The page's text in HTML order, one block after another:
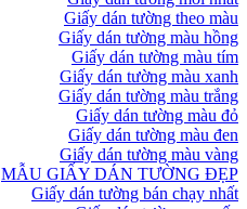
Giấy dán tường theo màu
Giấy dán tường màu hồng
Giấy dán tường màu tím
Giấy dán tường màu xanh
Giấy dán tường màu trắng
Giấy dán tường màu đỏ
Giấy dán tường màu đen
Giấy dán tường màu vàng
MẪU GIẤY DÁN TƯỜNG ĐẸP
Giấy dán tường bán chạy nhất